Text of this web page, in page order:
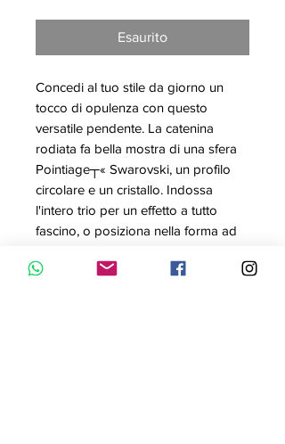
Esaurito
Concedi al tuo stile da giorno un
tocco di opulenza con questo
versatile pendente. La catenina
rodiata fa bella mostra di una sfera
Pointiage┬« Swarovski, un profilo
circolare e un cristallo. Indossa
l'intero trio per un effetto a tutto
fascino, o posiziona nella forma ad
ottenere un effetto alternativo. Ideale